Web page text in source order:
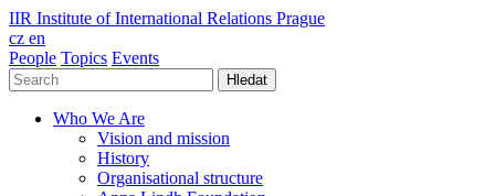
IIR Institute of International Relations Prague
cz en
People Topics Events
Hledat
Who We Are
Vision and mission
History
Organisational structure